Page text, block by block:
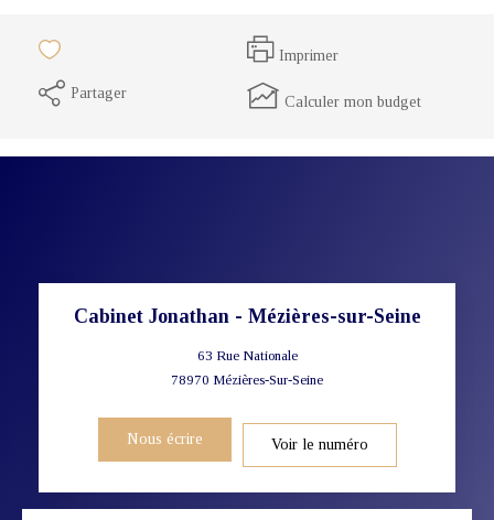
Imprimer
Partager
Calculer mon budget
Cabinet Jonathan - Mézières-sur-Seine
63 Rue Nationale
78970 Mézières-Sur-Seine
Nous écrire Voir le numéro